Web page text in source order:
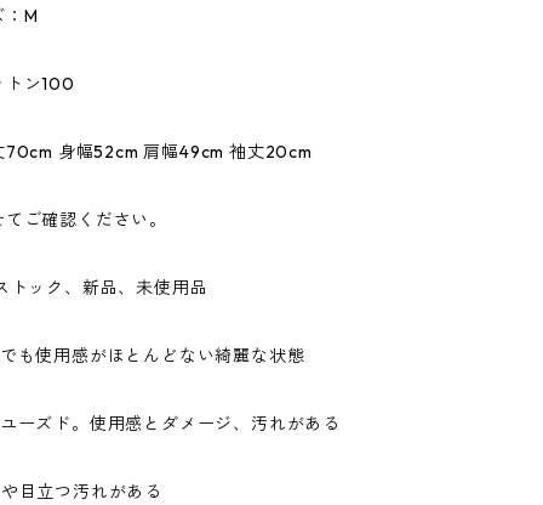
M
ン100
身幅52cm 肩幅49cm 袖丈20cm
ご確認ください。
トック、新品、未使用品
も使用感がほとんどない綺麗な状態
ーズド。使用感とダメージ、汚れがある
目立つ汚れがある